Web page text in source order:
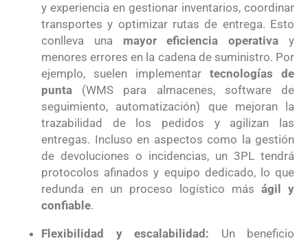
y experiencia en gestionar inventarios, coordinar
transportes y optimizar rutas de entrega. Esto
conlleva una mayor eficiencia operativa y
menores errores en la cadena de suministro. Por
ejemplo, suelen implementar tecnologías de
punta (WMS para almacenes, software de
seguimiento, automatización) que mejoran la
trazabilidad de los pedidos y agilizan las
entregas. Incluso en aspectos como la gestión
de devoluciones o incidencias, un 3PL tendrá
protocolos afinados y equipo dedicado, lo que
redunda en un proceso logístico más ágil y
confiable.
Flexibilidad y escalabilidad: Un beneficio